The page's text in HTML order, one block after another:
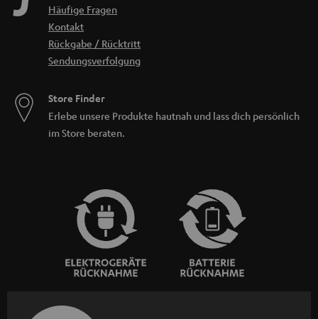
Häufige Fragen
Kontakt
Rückgabe / Rücktritt
Sendungsverfolgung
Store Finder
Erlebe unsere Produkte hautnah und lass dich persönlich
im Store beraten.